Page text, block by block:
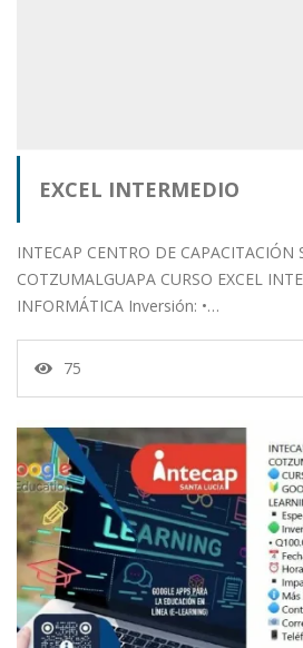
EXCEL INTERMEDIO
INTECAP CENTRO DE CAPACITACIÓN
COTZUMALGUAPA CURSO EXCEL
INFORMÁTICA Inversión: •…
75